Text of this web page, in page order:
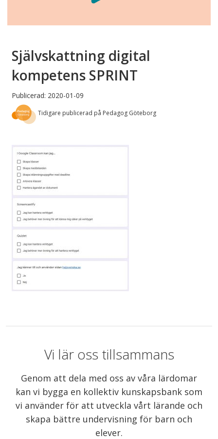
Självskattning digital
kompetens SPRINT
Publicerad: 2020-01-09
Tidigare publicerad på Pedagog Göteborg
Vi lär oss tillsammans
Genom att dela med oss av våra lärdomar
kan vi bygga en kollektiv kunskapsbank som
vi använder för att utveckla vårt lärande och
skapa bättre undervisning för barn och
elever.